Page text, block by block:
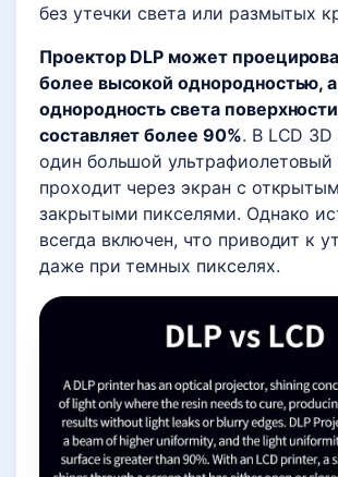
без утечки света или размытых
Проектор DLP может
более высокой однородностью, а
однородность света
составляет более 90%. В LCD
один большой ультрафиолетовый
проходит через экран с
закрытыми пикселями. Однако
всегда включен, что приводит к
даже при темных пикселях.